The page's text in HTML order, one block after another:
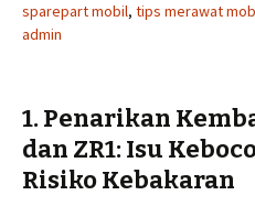
sparepart mobil, tips merawat
admin
1.Penarikan
dan ZR1: Isu
Risiko Kebakaran